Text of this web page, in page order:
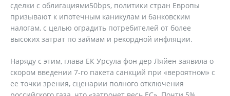
сделки с облигациями50bps, политики стран Европы
призывают к ипотечным каникулам и банковским
налогам, с целью оградить потребителей от более
высоких затрат по займам и рекордной инфляции.
Наряду с этим, глава ЕК Урсула фон дер Ляйен заявила о
скором введении 7-го пакета санкций при «вероятном» с
ее точки зрения, сценарии полного отключения